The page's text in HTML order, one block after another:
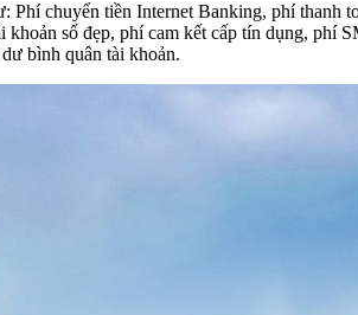
chuyển tiền Internet Banking, phí thanh
số đẹp, phí cam kết cấp tín dụng, phí
bình quân tài khoản.